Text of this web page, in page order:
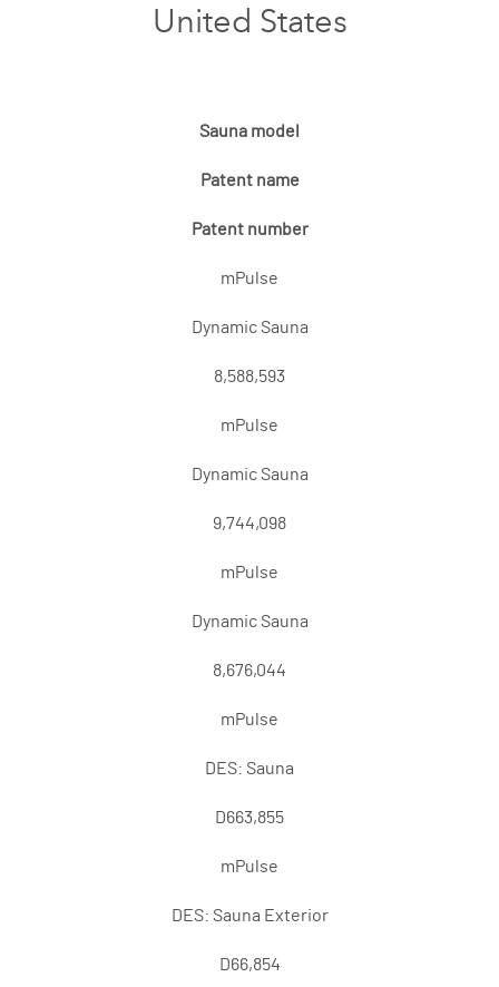
United States
Sauna model
Patent name
Patent number
mPulse
Dynamic Sauna
8,588,593
mPulse
Dynamic Sauna
9,744,098
mPulse
Dynamic Sauna
8,676,044
mPulse
DES: Sauna
D663,855
mPulse
DES: Sauna Exterior
D66,854